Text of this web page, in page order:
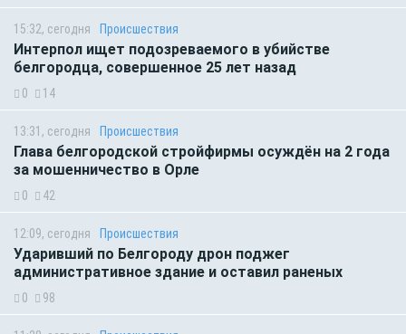
15:32, сегодня Происшествия
Интерпол ищет подозреваемого в убийстве
белгородца, совершенное 25 лет назад
0 14
13:31, сегодня Происшествия
Глава белгородской стройфирмы осуждён на 2 года
за мошенничество в Орле
0 42
12:09, сегодня Происшествия
Ударивший по Белгороду дрон поджег
административное здание и оставил раненых
0 98